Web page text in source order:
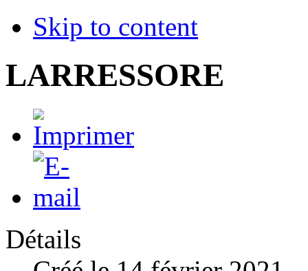
Skip to content
LARRESSORE
Détails